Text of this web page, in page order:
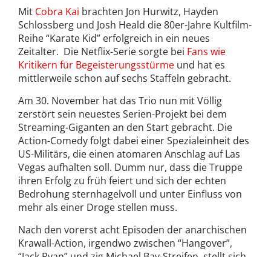
Mit Cobra Kai brachten Jon Hurwitz, Hayden
Schlossberg und Josh Heald die 80er-Jahre Kultfilm-
Reihe “Karate Kid” erfolgreich in ein neues
Zeitalter. Die Netflix-Serie sorgte bei Fans wie
Kritikern für Begeisterungsstürme und hat es
mittlerweile schon auf sechs Staffeln gebracht.
Am 30. November hat das Trio nun mit Völlig
zerstört sein neuestes Serien-Projekt bei dem
Streaming-Giganten an den Start gebracht. Die
Action-Comedy folgt dabei einer Spezialeinheit des
US-Militärs, die einen atomaren Anschlag auf Las
Vegas aufhalten soll. Dumm nur, dass die Truppe
ihren Erfolg zu früh feiert und sich der echten
Bedrohung sternhagelvoll und unter Einfluss von
mehr als einer Droge stellen muss.
Nach den vorerst acht Episoden der anarchischen
Krawall-Action, irgendwo zwischen “Hangover”,